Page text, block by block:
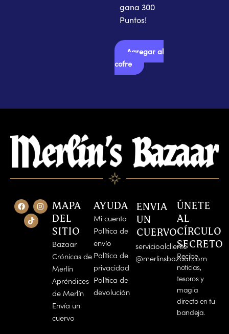
gana 300
Puntos!
Agregar al
cofre
F
a
c
e
I
n
s
T
k
t
o
MAPA
DEL
SITIO
Bazaar
Crónicas de
Merlín
Apréndices
de Merlín
Envía un
cuervo
AYUDA
Mi cuenta
Política de
envío
Política de
privacidad
Política de
devolución
ENVIA
UN
CUERVO
servicioalcliente
@merlinsbazaar.com
ÚNETE
AL
CÍRCULO
SECRETO
Recibe
noticias,
tesoros y
magia
directo en tu
bandeja.